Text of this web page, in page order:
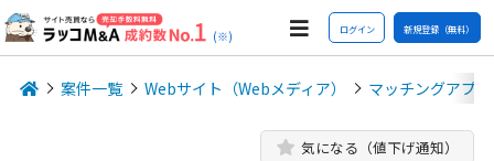
(※) ログイン 新規登録（無料）
案件一覧 Webサイト（Webメディア） マッチングアプリ
気になる（値下げ通知）